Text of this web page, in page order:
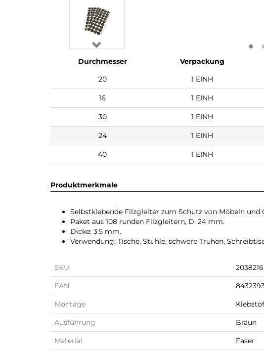
Durchmesser Verpackung
20
1 EINH
16 1 EINH
30 1 EINH
24 1 EINH
40 1 EINH
Produktmerkmale
Selbstklebende Filzgleiter zum Schutz von Möbeln und
Paket aus 108 runden Filzgleitern, D. 24 mm.
Dicke: 3.5 mm.
Verwendung: Tische, Stühle, schwere Truhen,
SKU 2038216
EAN
Montage
Ausführung Braun
Material Faser